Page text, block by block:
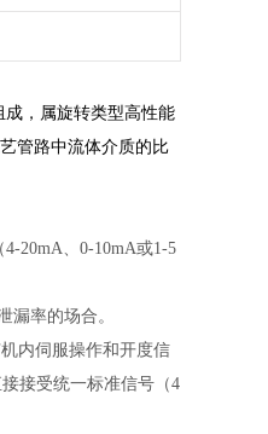
，属旋转类型高性能
管路中流体介质的比
20mA、0-10mA或1-5
漏率的场合。
内伺服操作和开度信
接受统一标准信号（4